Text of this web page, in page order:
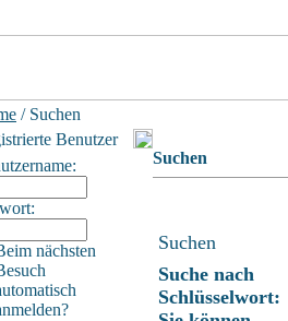
/ Suchen
Benutzer
nächsten
Suchen
Suchen
Suche nach
Schlüsselwort: